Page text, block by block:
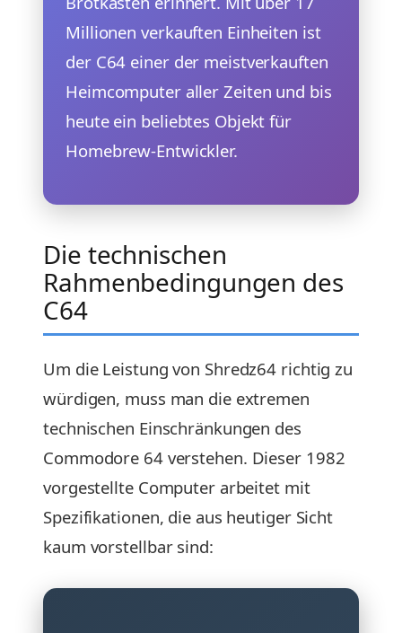
Millionen verkauften Einheiten ist
der C64 einer der meistverkauften
Heimcomputer aller Zeiten und bis
heute ein beliebtes Objekt für
Homebrew-Entwickler.
Die technischen
Rahmenbedingungen des
C64
Um die Leistung von Shredz64 richtig zu
würdigen, muss man die extremen
technischen Einschränkungen des
Commodore 64 verstehen. Dieser 1982
vorgestellte Computer arbeitet mit
Spezifikationen, die aus heutiger Sicht
kaum vorstellbar sind: